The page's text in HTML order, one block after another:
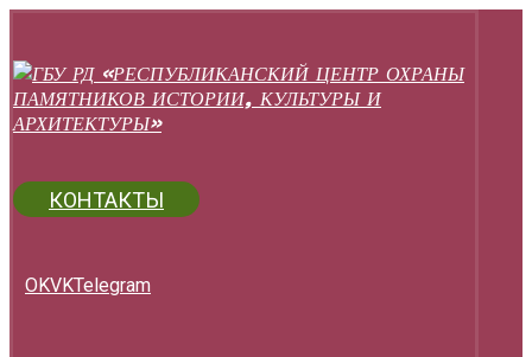
КОНТАКТЫ
OKVKTelegram